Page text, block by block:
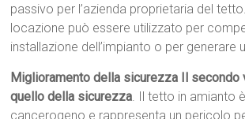
passivo per l’azienda proprietaria del
locazione può essere utilizzato per
installazione dell’impianto o per generare
Miglioramento della sicurezza Il secondo
quello della sicurezza. Il tetto in amianto
cancerogeno e rappresenta un pericolo